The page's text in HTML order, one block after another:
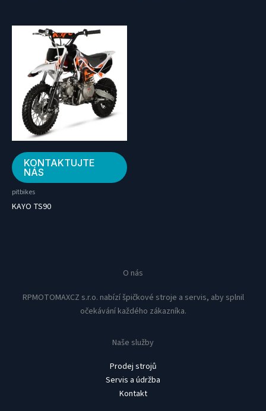
KONTAKTUJTE
NÁS
pitbikes
KAYO TS90
O nás
RPMOTOMAXCZ s.r.o. nabízí špičkové stroje a servis, aby splnil
očekávání každého zákazníka.
Naše služby
Prodej strojů
Servis a údržba
Kontakt